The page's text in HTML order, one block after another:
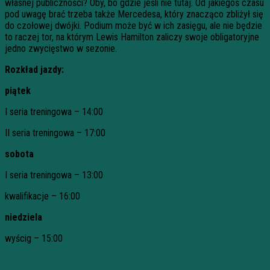
własnej publiczności? Oby, bo gdzie jeśli nie tutaj. Od jakiegoś czasu
pod uwagę brać trzeba także Mercedesa, który znacząco zbliżył się
do czołowej dwójki. Podium może być w ich zasięgu, ale nie będzie
to raczej tor, na którym Lewis Hamilton zaliczy swoje obligatoryjne
jedno zwycięstwo w sezonie.
Rozkład jazdy:
piątek
I seria treningowa – 14:00
II seria treningowa – 17:00
sobota
I seria treningowa – 13:00
kwalifikacje – 16:00
niedziela
wyścig – 15:00